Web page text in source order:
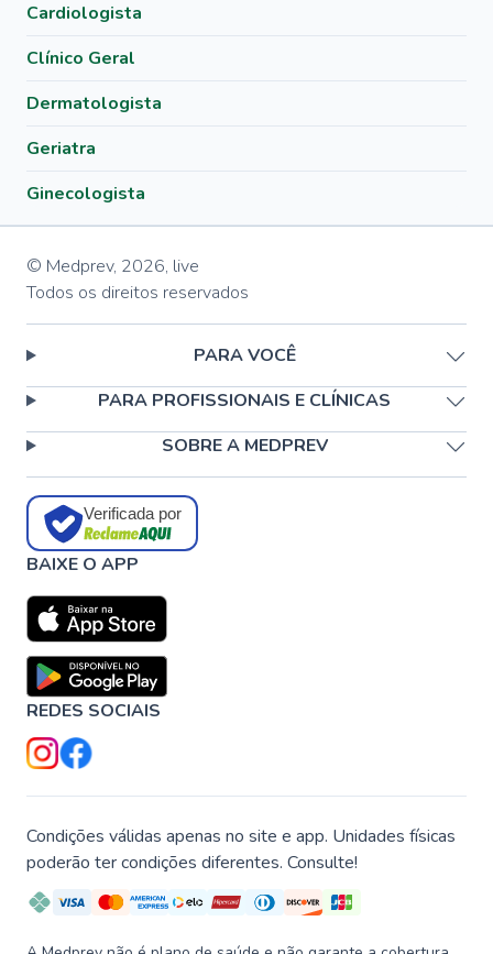
Cardiologista
Clínico Geral
Dermatologista
Geriatra
Ginecologista
© Medprev, 2026, live
Todos os direitos reservados
PARA VOCÊ
PARA PROFISSIONAIS E CLÍNICAS
SOBRE A MEDPREV
Verificada por
BAIXE O APP
REDES SOCIAIS
Condições válidas apenas no site e app. Unidades físicas
poderão ter condições diferentes. Consulte!